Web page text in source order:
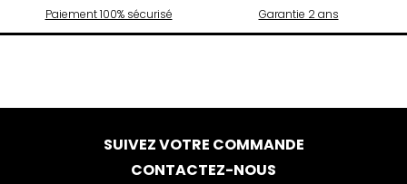
Paiement 100% sécurisé Garantie 2 ans
SUIVEZ VOTRE COMMANDE
CONTACTEZ-NOUS